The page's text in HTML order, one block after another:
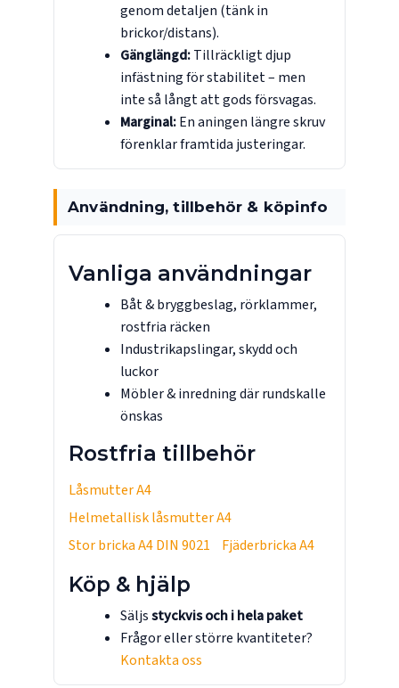
genom detaljen (tänk in
brickor/distans).
Gänglängd:Tillräckligt djup
infästning för stabilitet – men
inte så långt att gods försvagas.
Marginal:En aningen längre skruv
förenklar framtida justeringar.
Användning, tillbehör & köpinfo
Vanliga användningar
Båt & bryggbeslag, rörklammer,
rostfria räcken
Industrikapslingar, skydd och
luckor
Möbler & inredning där rundskalle
önskas
Rostfria tillbehör
Låsmutter A4
Helmetallisk låsmutter A4
Stor bricka A4 DIN 9021
Fjäderbricka A4
Köp & hjälp
Säljsstyckvis och i hela paket
Frågor eller större kvantiteter?
Kontakta oss